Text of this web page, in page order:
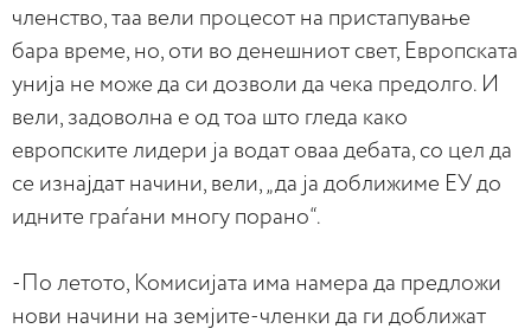
членство, таа вели процесот на пристапување
бара време, но, оти во денешниот свет, Европската
унија не може да си дозволи да чека предолго. И
вели, задоволна е од тоа што гледа како
европските лидери ја водат оваа дебата, со цел да
се изнајдат начини, вели, „да ја доближиме ЕУ до
идните граѓани многу порано“.
-По летото, Комисијата има намера да предложи
нови начини на земјите-членки да ги доближат